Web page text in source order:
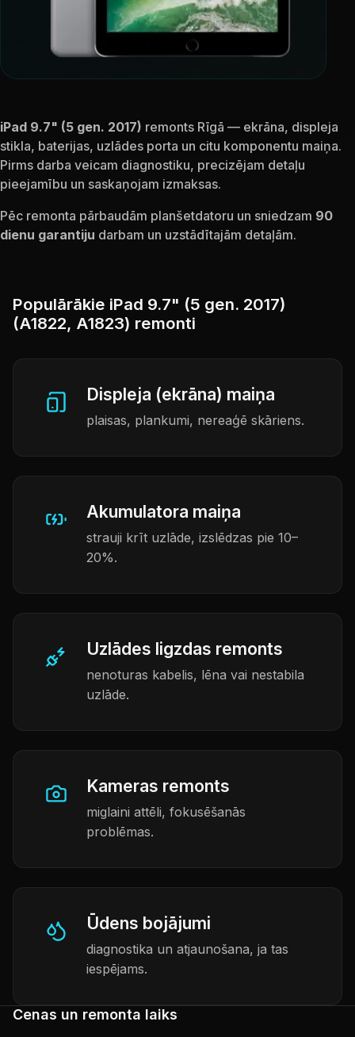
iPad 9.7" (5 gen. 2017) remonts Rīgā — ekrāna, displeja
stikla, baterijas, uzlādes porta un citu komponentu maiņa.
Pirms darba veicam diagnostiku, precizējam detaļu
pieejamību un saskaņojam izmaksas.
Pēc remonta pārbaudām planšetdatoru un sniedzam 90
dienu garantiju darbam un uzstādītajām detaļām.
Populārākie iPad 9.7" (5 gen. 2017)
(A1822, A1823) remonti
Displeja (ekrāna) maiņa
plaisas, plankumi, nereaģē skāriens.
Akumulatora maiņa
strauji krīt uzlāde, izslēdzas pie 10–
20%.
Uzlādes ligzdas remonts
nenoturas kabelis, lēna vai nestabila
uzlāde.
Kameras remonts
miglaini attēli, fokusēšanās
problēmas.
Ūdens bojājumi
diagnostika un atjaunošana, ja tas
iespējams.
Cenas un remonta laiks